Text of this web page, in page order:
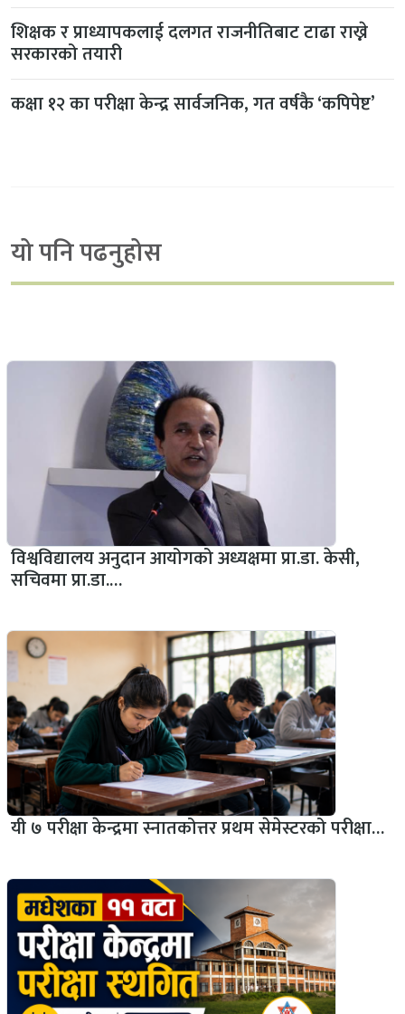
शिक्षक र प्राध्यापकलाई दलगत राजनीतिबाट टाढा राख्ने
सरकारको तयारी
कक्षा १२ का परीक्षा केन्द्र सार्वजनिक, गत वर्षकै ‘कपिपेष्ट’
यो पनि पढनुहोस
विश्वविद्यालय अनुदान आयोगको अध्यक्षमा प्रा.डा. केसी,
सचिवमा प्रा.डा.…
यी ७ परीक्षा केन्द्रमा स्नातकोत्तर प्रथम सेमेस्टरको परीक्षा…